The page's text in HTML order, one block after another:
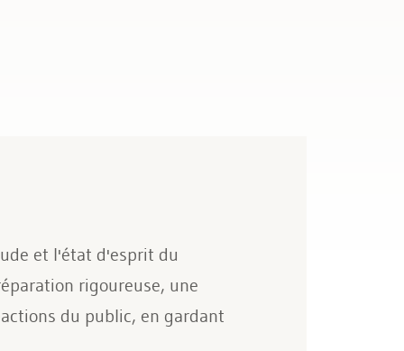
et l'état d'esprit du
rigoureuse, une
du public, en gardant